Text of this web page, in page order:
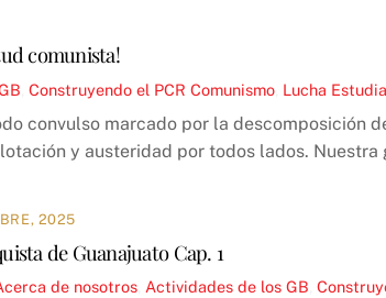
comunista!
Construyendo el PCR Comunismo Lucha
convulso marcado por la
y austeridad por todos lados.
2025
de Guanajuato Cap. 1
de nosotros Actividades de los GB ,